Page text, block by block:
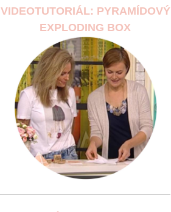
VIDEOTUTORIÁL: PYRAMÍDOVÝ
EXPLODING BOX